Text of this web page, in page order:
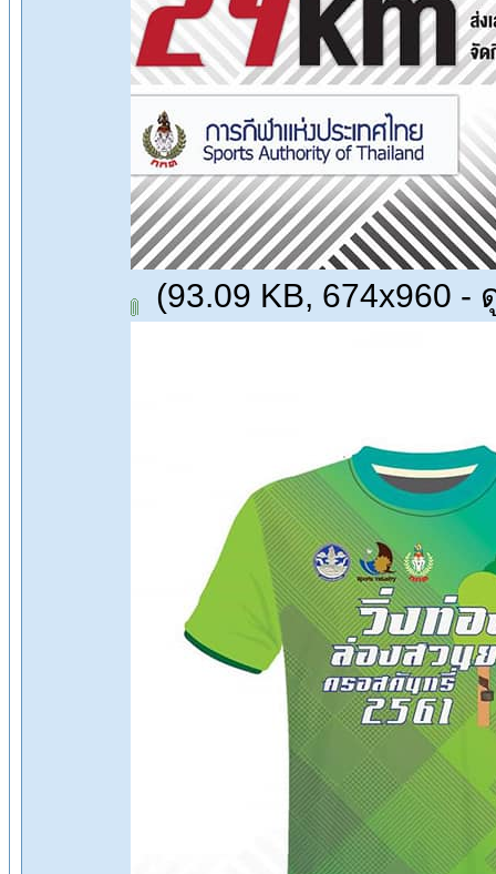
(93.09 KB, 674x960 -